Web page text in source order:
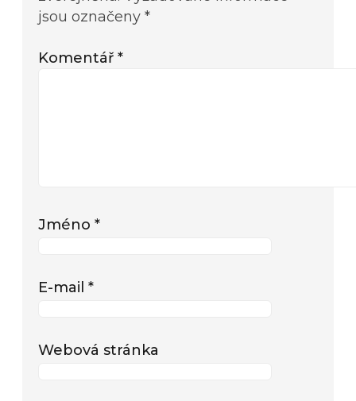
jsou označeny *
Komentář *
Jméno *
E-mail *
Webová stránka